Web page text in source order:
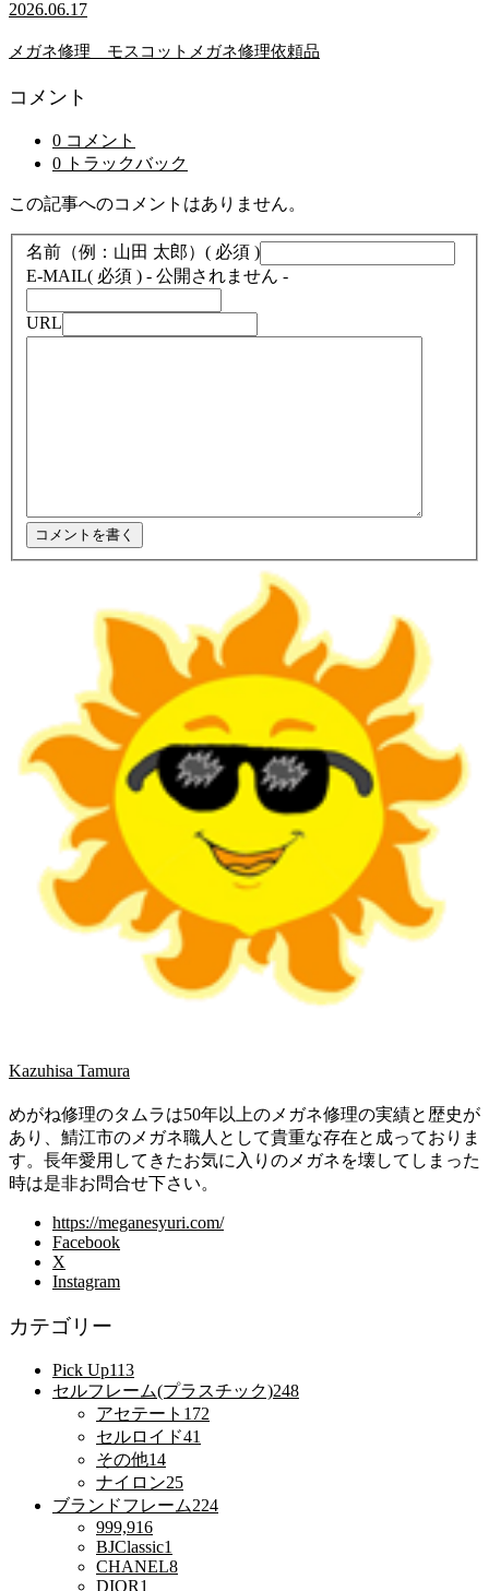
2026.06.17
メガネ修理 モスコットメガネ修理依頼品
コメント
0 コメント
0 トラックバック
この記事へのコメントはありません。
名前（例：山田 太郎） ( 必須 )
E-MAIL( 必須 ) - 公開されません -
URL
Kazuhisa Tamura
めがね修理のタムラは50年以上のメガネ修理の実績と歴史が
あり、鯖江市のメガネ職人として貴重な存在と成っておりま
す。長年愛用してきたお気に入りのメガネを壊してしまった
時は是非お問合せ下さい。
https://meganesyuri.com/
Facebook
X
Instagram
カテゴリー
Pick Up113
セルフレーム(プラスチック)248
アセテート 172
セルロイド41
その他14
ナイロン25
ブランドフレーム224
999,916
BJClassic1
CHANEL8
DIOR1